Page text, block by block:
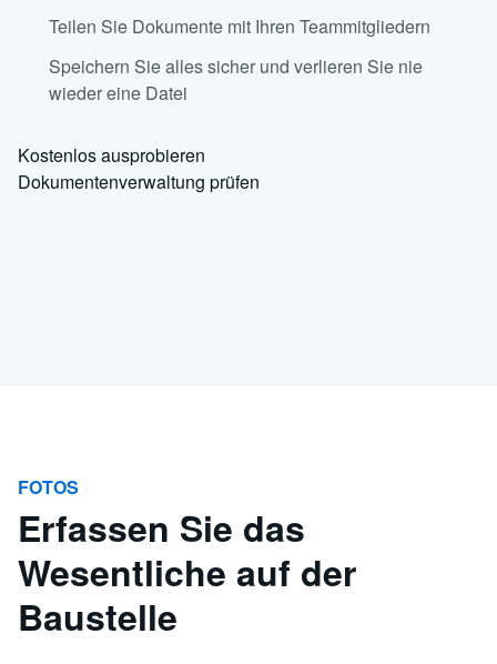
Teilen Sie Dokumente mit Ihren Teammitgliedern
Speichern Sie alles sicher und verlieren Sie nie
wieder eine Datei
Kostenlos ausprobieren
Dokumentenverwaltung prüfen
FOTOS
Erfassen Sie das
Wesentliche auf der
Baustelle